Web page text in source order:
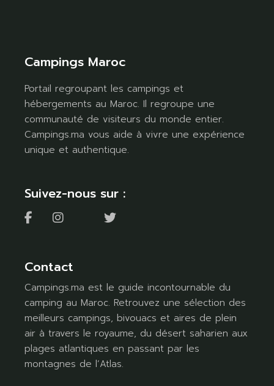
Campings Maroc
Portail regroupant les campings et
hébergements au Maroc. Il regroupe une
communauté de visiteurs du monde entier.
Campings.ma vous aide à vivre une expérience
unique et authentique.
Suivez-nous sur :
Contact
Campings.ma est le guide incontournable du
camping au Maroc. Retrouvez une sélection des
meilleurs campings, bivouacs et aires de plein
air à travers le royaume, du désert saharien aux
plages atlantiques en passant par les
montagnes de l’Atlas.